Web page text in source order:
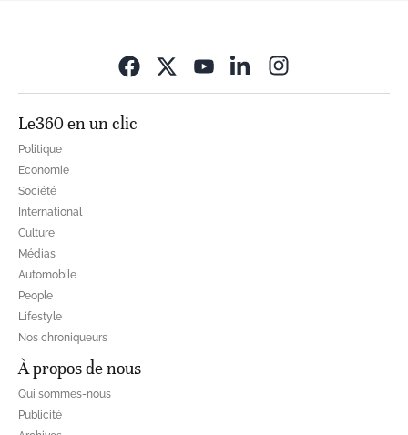
Le360 en un clic
Politique
Economie
Société
International
Culture
Médias
Automobile
People
Lifestyle
Nos chroniqueurs
À propos de nous
Qui sommes-nous
Publicité